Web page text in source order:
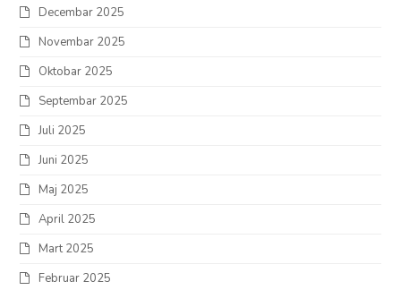
Decembar 2025
Novembar 2025
Oktobar 2025
Septembar 2025
Juli 2025
Juni 2025
Maj 2025
April 2025
Mart 2025
Februar 2025